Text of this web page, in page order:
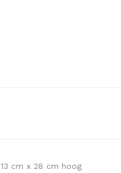
cm x 28 cm hoog